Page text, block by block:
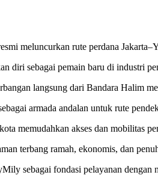
meluncurkan rute perdana
diri sebagai pemain baru di industri
langsung dari Bandara Halim
armada andalan untuk rute
memudahkan akses dan mobilitas
terbang ramah, ekonomis, dan
sebagai fondasi pelayanan dengan